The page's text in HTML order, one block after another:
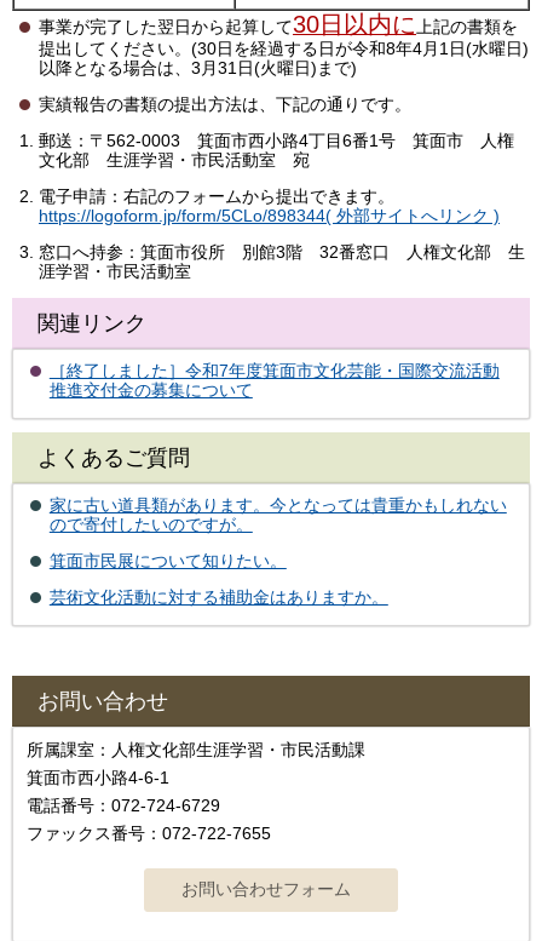
事業が完了した翌日から起算して30日以内に 上記の書類を
提出してください。(30日を経過する日が令和8年4月1日(水曜日)
以降となる場合は、3月31日(火曜日)まで)
実績報告の書類の提出方法は、下記の通りです。
郵送：〒562-0003 箕面市西小路4丁目6番1号 箕面市 人権
文化部 生涯学習・市民活動室 宛
電子申請：右記のフォームから提出できます。
https://logoform.jp/form/5CLo/898344( 外部サイトへリンク )
窓口へ持参：箕面市役所 別館3階 32番窓口 人権文化部 生
涯学習・市民活動室
関連リンク
［終了しました］令和7年度箕面市文化芸能・国際交流活動
推進交付金の募集について
よくあるご質問
家に古い道具類があります。今となっては貴重かもしれない
ので寄付したいのですが。
箕面市民展について知りたい。
芸術文化活動に対する補助金はありますか。
お問い合わせ
所属課室：人権文化部生涯学習・市民活動課
箕面市西小路4‐6‐1
電話番号：072-724-6729
ファックス番号：072-722-7655